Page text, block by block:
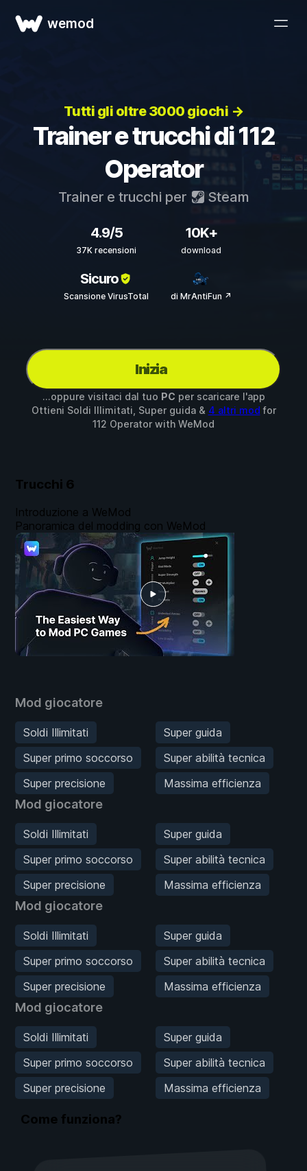
wemod
Tutti gli oltre 3000 giochi →
Trainer e trucchi di 112
Operator
Trainer e trucchi per Steam
4.9/5
37K recensioni
10K+
download
Sicuro
Scansione VirusTotal di MrAntiFun ↗
Inizia
...oppure visitaci dal tuo PC per scaricare l'app
Ottieni Soldi Illimitati, Super guida & 4 altri mod for
112 Operator with WeMod
Trucchi 6
Mod giocatore
Soldi Illimitati
Super guida
Super primo soccorso
Super abilità tecnica
Super precisione
Massima efficienza
Mod giocatore
Soldi Illimitati
Super guida
Super primo soccorso
Super abilità tecnica
Super precisione
Massima efficienza
Mod giocatore
Soldi Illimitati
Super guida
Super primo soccorso
Super abilità tecnica
Super precisione
Massima efficienza
Mod giocatore
Soldi Illimitati
Super guida
Super primo soccorso
Super abilità tecnica
Super precisione
Massima efficienza
Introduzione a WeMod
Panoramica del modding con WeMod
Come funziona?